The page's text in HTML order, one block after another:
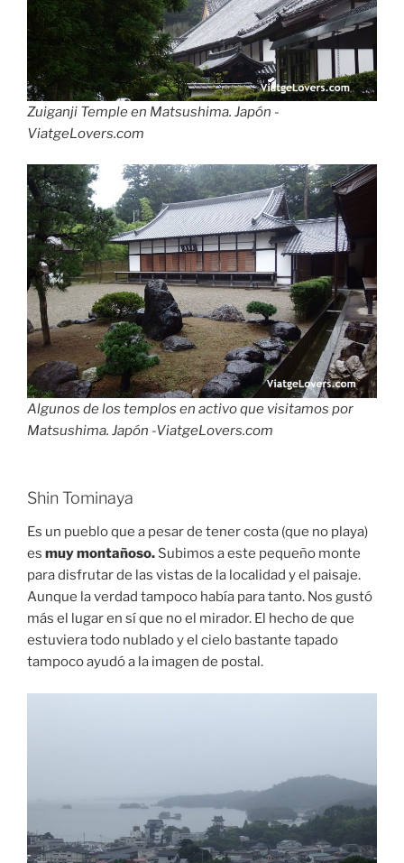
Zuiganji Temple en Matsushima. Japón -
ViatgeLovers.com
Algunos de los templos en activo que visitamos por
Matsushima. Japón -ViatgeLovers.com
Shin Tominaya
Es un pueblo que a pesar de tener costa (que no playa)
es muy montañoso. Subimos a este pequeño monte
para disfrutar de las vistas de la localidad y el paisaje.
Aunque la verdad tampoco había para tanto. Nos gustó
más el lugar en sí que no el mirador. El hecho de que
estuviera todo nublado y el cielo bastante tapado
tampoco ayudó a la imagen de postal.